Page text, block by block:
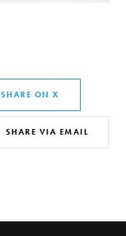
SHARE ON X
SHARE VIA EMAIL